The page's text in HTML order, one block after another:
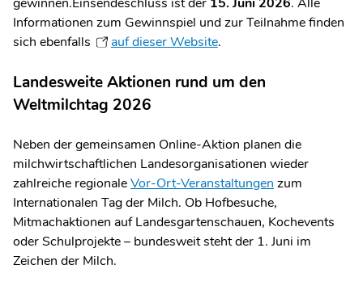
Informationen zum Gewinnspiel und zur Teilnahme finden
sich ebenfalls
auf dieser Website.
Landesweite Aktionen rund um den
Weltmilchtag 2026
Neben der gemeinsamen Online-Aktion planen die
milchwirtschaftlichen Landesorganisationen wieder
zahlreiche regionaleVor-Ort-Veranstaltungen zum
Internationalen Tag der Milch. Ob Hofbesuche,
Mitmachaktionen auf Landesgartenschauen, Kochevents
oder Schulprojekte – bundesweit steht der 1. Juni im
Zeichen der Milch.